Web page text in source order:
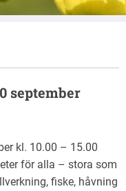
Havsnätverk
september
kl. 10.00 – 15.00
för alla – stora som
fiske, håvning